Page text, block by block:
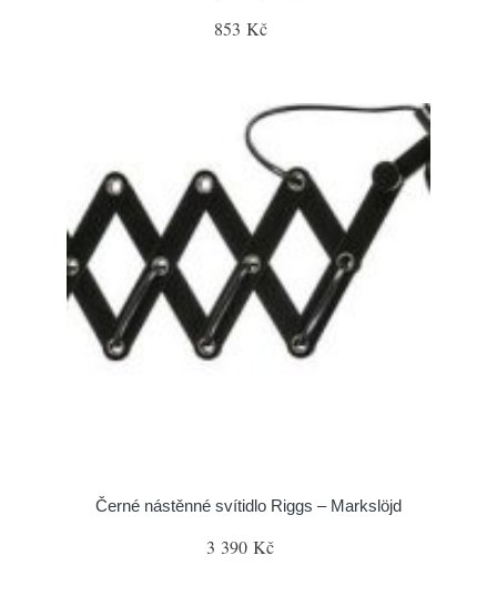
853 Kč
Černé nástěnné svítidlo Riggs – Markslöjd
3 390 Kč